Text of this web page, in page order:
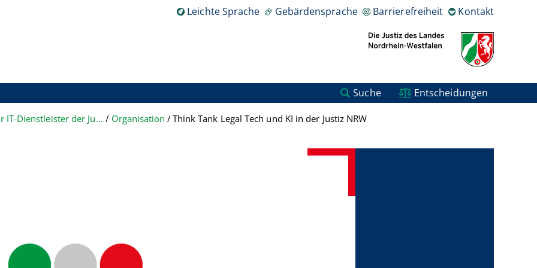
Leichte Sprache Gebärdensprache Barrierefreiheit Kontakt
Suche Entscheidungen
Zentraler IT-Dienstleister der Justiz des Landes NRW Organisation Think Tank Legal Tech und KI in der Justiz NRW